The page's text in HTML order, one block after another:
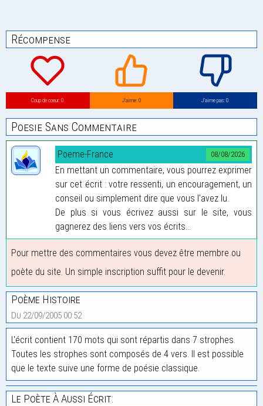
Récompense
Coup de coeur: 0 J’aime: 0 J’aime pas: 0
Poesie Sans Commentaire
08/08/2026
Poeme-France
En mettant un commentaire, vous pourrez exprimer
sur cet écrit : votre ressenti, un encouragement, un
conseil ou simplement dire que vous l'avez lu.
De plus si vous écrivez aussi sur le site, vous
gagnerez des liens vers vos écrits...
Pour mettre des commentaires vous devez être membre ou
poète du site. Un simple inscription suffit pour le devenir.
Poème Histoire
Du 22/09/2005 00:52
L'écrit contient 170 mots qui sont répartis dans 7 strophes.
Toutes les strophes sont composés de 4 vers. Il est possible
que le texte suive une forme de poésie classique.
Le Poète À Aussi Écrit: